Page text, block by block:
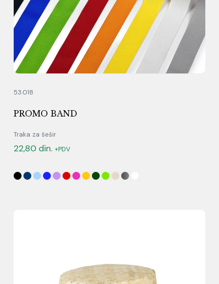
53.018
PROMO BAND
Traka za šešir
22,80 din. +PDV